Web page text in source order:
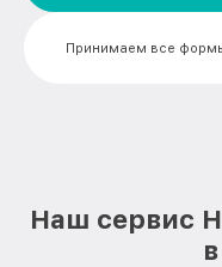
Ремонт модуля
панели Hisense
Принимаем все
Наш сервис